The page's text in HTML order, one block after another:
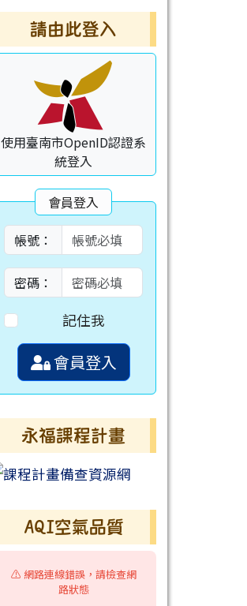
請由此登入
使用臺南市OpenID認證系
統登入
會員登入
帳號：
密碼：
記住我
會員登入
永福課程計畫
AQI空氣品質
⚠️ 網路連線錯誤，請檢查網
路狀態